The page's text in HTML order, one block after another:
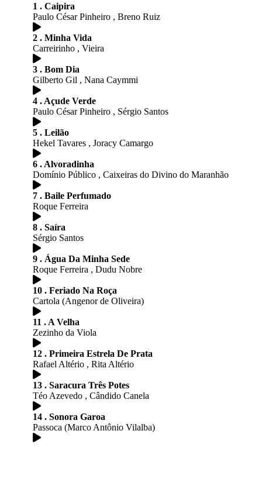
1 . Caipira
Paulo César Pinheiro , Breno Ruiz
2 . Minha Vida
Carreirinho , Vieira
3 . Bom Dia
Gilberto Gil , Nana Caymmi
4 . Açude Verde
Paulo César Pinheiro , Sérgio Santos
5 . Leilão
Hekel Tavares , Joracy Camargo
6 . Alvoradinha
Domínio Público , Caixeiras do Divino do Maranhão
7 . Baile Perfumado
Roque Ferreira
8 . Saíra
Sérgio Santos
9 . Água Da Minha Sede
Roque Ferreira , Dudu Nobre
10 . Feriado Na Roça
Cartola (Angenor de Oliveira)
11 . A Velha
Zezinho da Viola
12 . Primeira Estrela De Prata
Rafael Altério , Rita Altério
13 . Saracura Três Potes
Téo Azevedo , Cândido Canela
14 . Sonora Garoa
Passoca (Marco Antônio Vilalba)